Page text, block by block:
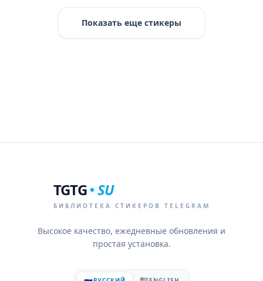
Показать еще стикеры
TGTG SU
БИБЛИОТЕКА СТИКЕРОВ TELEGRAM
Высокое качество, ежедневные обновления и
простая установка.